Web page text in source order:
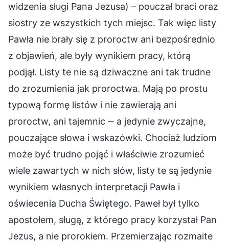
widzenia sługi Pana Jezusa) – pouczał braci oraz
siostry ze wszystkich tych miejsc. Tak więc listy
Pawła nie brały się z proroctw ani bezpośrednio
z objawień, ale były wynikiem pracy, którą
podjął. Listy te nie są dziwaczne ani tak trudne
do zrozumienia jak proroctwa. Mają po prostu
typową formę listów i nie zawierają ani
proroctw, ani tajemnic ‒ a jedynie zwyczajne,
pouczające słowa i wskazówki. Chociaż ludziom
może być trudno pojąć i właściwie zrozumieć
wiele zawartych w nich słów, listy te są jedynie
wynikiem własnych interpretacji Pawła i
oświecenia Ducha Świętego. Paweł był tylko
apostołem, sługą, z którego pracy korzystał Pan
Jezus, a nie prorokiem. Przemierzając rozmaite